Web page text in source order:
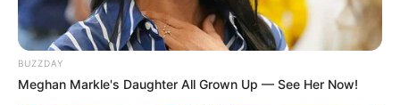
Borong 18 Unit Yak-130M, Vietnam Jadi Launch
Customer Jet (Latih) Tempur Ringan Terbaru
Thailand Tawarkan Panser Amfibi ke Prabowo,
BUZZDAY
Meghan Markle's Daughter All Grown Up — See Her Now!